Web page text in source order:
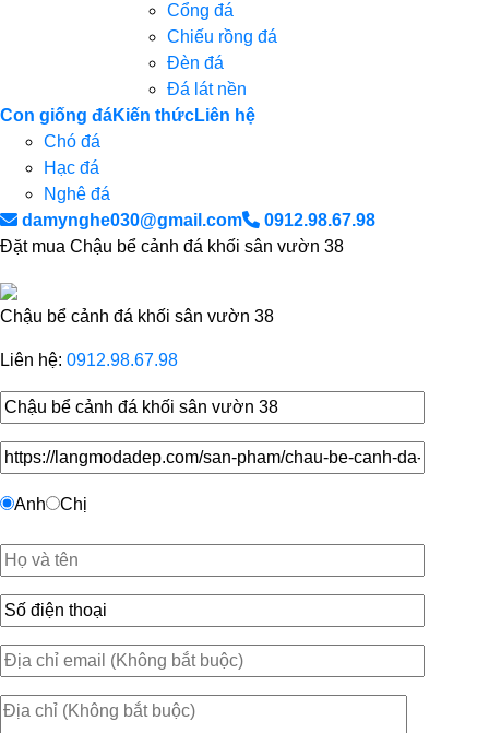
Cổng đá
Chiếu rồng đá
Đèn đá
Đá lát nền
Con giống đá
Chó đá
Hạc đá
Nghê đá
Kiến thứcLiên hệ
damynghe030@gmail.com
0912.98.67.98
Đặt mua Chậu bể cảnh đá khối sân vườn 38
Chậu bể cảnh đá khối sân vườn 38
Liên hệ: 0912.98.67.98
Anh Chị